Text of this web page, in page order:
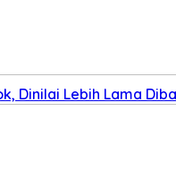
Dinilai Lebih Lama